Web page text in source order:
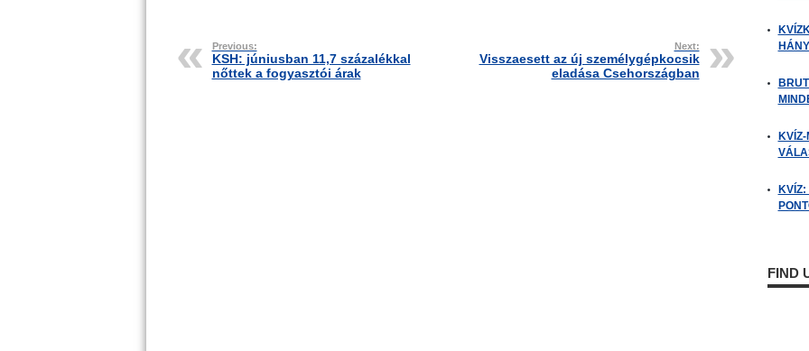
Previous:
KSH: júniusban 11,7 százalékkal
nőttek a fogyasztói árak
Next:
Visszaesett az új személygépkocsik
eladása Csehországban
FIND